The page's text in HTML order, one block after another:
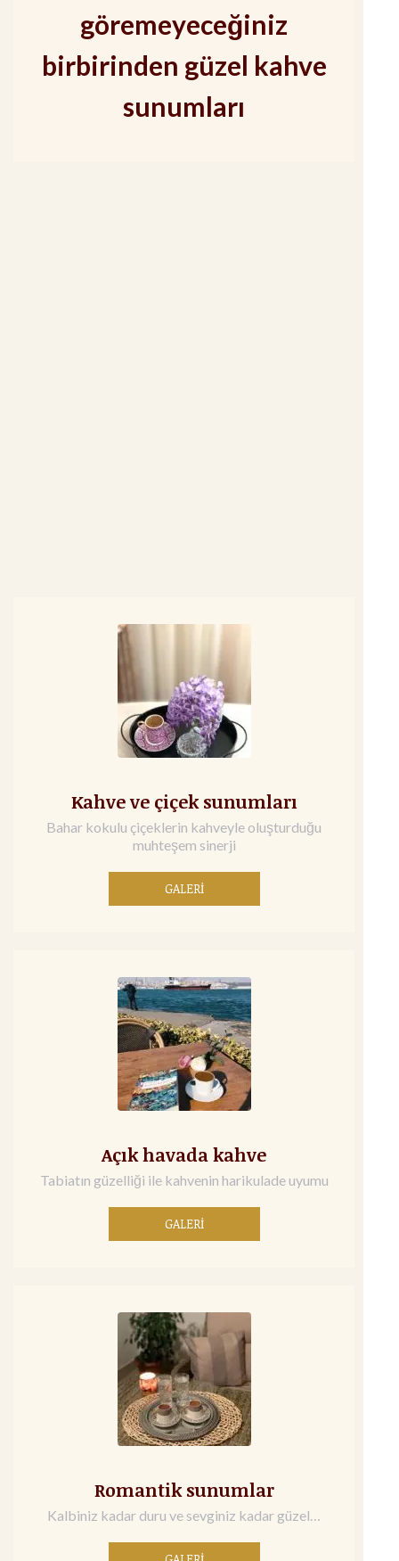
göremeyeceğiniz
birbirinden güzel kahve
sunumları
Kahve ve çiçek sunumları
Bahar kokulu çiçeklerin kahveyle oluşturduğu
muhteşem sinerji
GALERİ
Açık havada kahve
Tabiatın güzelliği ile kahvenin harikulade uyumu
GALERİ
Romantik sunumlar
Kalbiniz kadar duru ve sevginiz kadar güzel…